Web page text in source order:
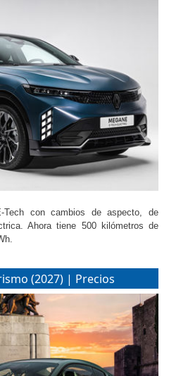
Tech con cambios de aspecto, de
Ahora tiene 500 kilómetros de
(2027) | Precios